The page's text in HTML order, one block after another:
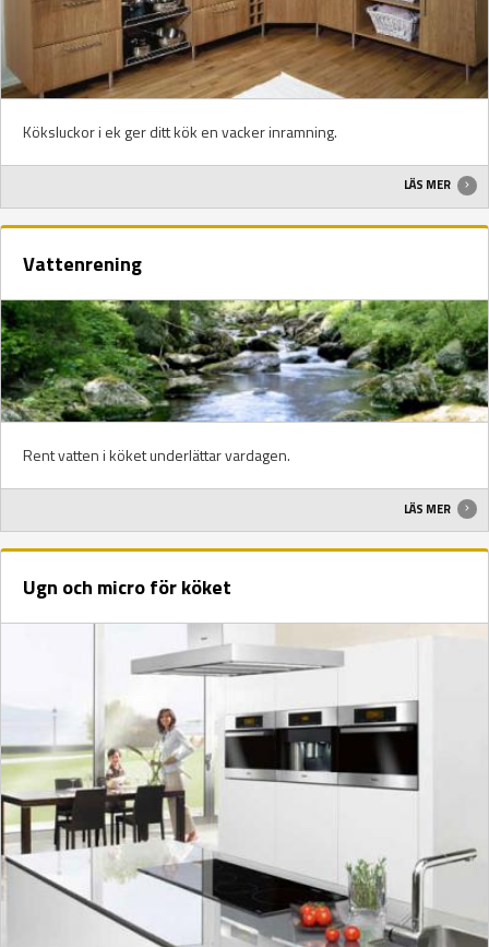
Köksluckor i ek ger ditt kök en vacker inramning.
LÄS MER
Vattenrening
Rent vatten i köket underlättar vardagen.
LÄS MER
Ugn och micro för köket